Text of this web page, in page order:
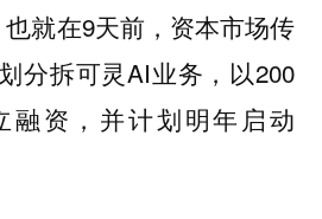
就在9天前，资本市场传
分拆可灵AI业务，以200
融资，并计划明年启动